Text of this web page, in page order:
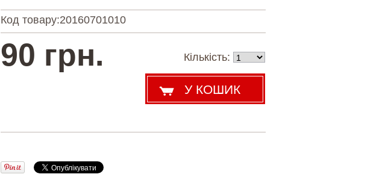
Код товару:20160701010
90 грн. Кількість: